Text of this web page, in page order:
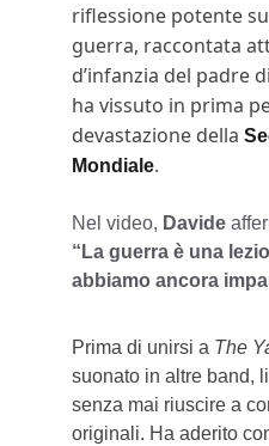
Nel video, Davide
“La guerra è una
abbiamo ancora
Prima di unirsi a The
suonato in altre band,
senza mai riuscire a
originali. Ha aderito
riflessione potente
guerra, raccontata
d’infanzia del padre di
ha vissuto in prima
devastazione della
Mondiale.